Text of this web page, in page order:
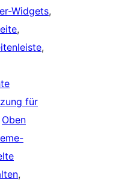
Widgets
für
Oben